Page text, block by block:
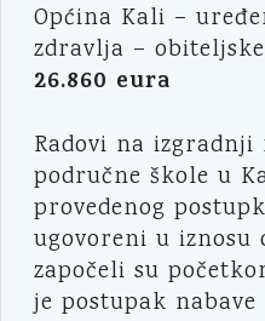
Općina Kali –
zdravlja –
26.860 eura
Radovi na izgradnji
područne škole u
provedenog
ugovoreni u iznosu
započeli su
je postupak nabave